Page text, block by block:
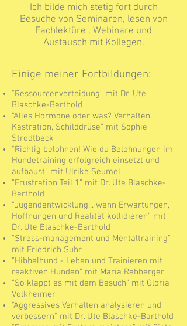
Ich bilde mich stetig fort durch
Besuche von Seminaren, lesen von
Fachlektüre , Webinare und
Austausch mit Kollegen.
Einige meiner Fortbildungen:
"Ressourcenverteidung" mit Dr. Ute
Blaschke-Berthold
"Alles Hormone oder was? Verhalten,
Kastration, Schilddrüse" mit Sophie
Strodtbeck
"Richtig belohnen! Wie du Belohnungen im
Hundetraining erfolgreich einsetzt und
aufbaust" mit Ulrike Seumel
"Frustration Teil 1" mit Dr. Ute Blaschke-
Berthold
"Jugendentwicklung... wenn Erwartungen,
Hoffnungen und Realität kollidieren" mit
Dr. Ute Blaschke-Barthold
"Stress-management und Mentaltraining"
mit Friedrich Suhr
"Hibbelhund - Leben und Trainieren mit
reaktiven Hunden" mit Maria Rehberger
"So klappt es mit dem Besuch" mit Gloria
Volkheimer
"Aggressives Verhalten analysieren und
verbessern" mit Dr. Ute Blaschke-Barthold